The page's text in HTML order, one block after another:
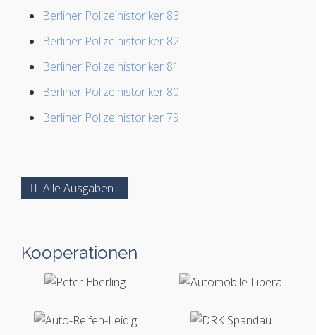
Berliner Polizeihistoriker 83
Berliner Polizeihistoriker 82
Berliner Polizeihistoriker 81
Berliner Polizeihistoriker 80
Berliner Polizeihistoriker 79
Alle Ausgaben
Kooperationen